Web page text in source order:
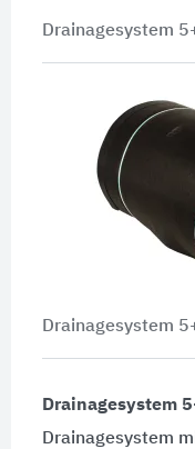
Drainagesystem
Drainagesystem
Drainagesystem
Drainagesystem